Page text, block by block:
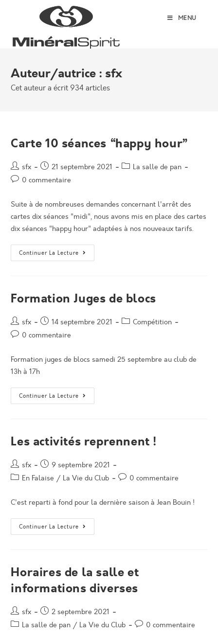
MENU
Auteur/autrice : sfx
Cet auteur a écrit 934 articles
Carte 10 séances “happy hour”
Auteur/autrice
de
sfx
Post
published:
21 septembre 2021
PostLa salle de pan
Post0 commentaire
Suite à de nombreuses demandes concernant l'arrêt des
cartes dix séances "midi", nous avons mis en place des cartes
dix séances "happy hour" adaptées à nos nouveaux tarifs.
Continuer La Lecture Carte
10
Formation Juges de blocs
Auteur/autrice
de
sfx
Post
published:
14 septembre 2021
PostCompétition
Post0 commentaire
Formation juges de blocs samedi 25 septembre au club de
13h à 17h
Continuer La Lecture Formation
Juges
Les activités reprennent !
Auteur/autrice
de
sfx
Post
published:
9 septembre 2021
PostEn Falaise / La Vie du Club
Post0 commentaire
C'est reparti à fond pour la dernière saison à Jean Bouin !
Continuer La Lecture Les
Activités
Horaires de la salle et
informations diverses
Auteur/autrice
de
sfx
Post
published:
2 septembre 2021
PostLa salle de pan / La Vie du Club
Post0 commentaire